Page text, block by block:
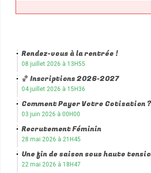
Rendez-vous à la rentrée !
08 juillet 2026 à 13H55
🏀 Inscriptions 2026-2027
04 juillet 2026 à 15H36
Comment Payer Votre Cotisation ?
03 juin 2026 à 00H00
Recrutement Féminin
28 mai 2026 à 21H45
Une fin de saison sous haute
22 mai 2026 à 18H47